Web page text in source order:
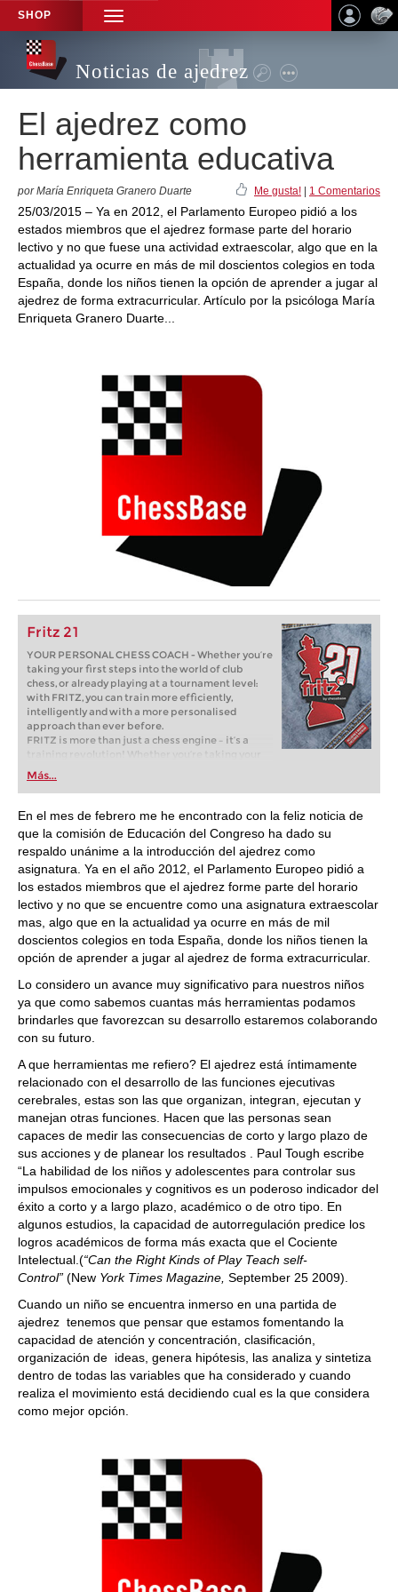
SHOP
TOGGLE
NAVIGATION
Noticias de ajedrez
El ajedrez como
herramienta educativa
por María Enriqueta Granero Duarte Me gusta! 1 Comentarios
25/03/2015 – Ya en 2012, el Parlamento Europeo pidió a los
estados miembros que el ajedrez formase parte del horario
lectivo y no que fuese una actividad extraescolar, algo que en la
actualidad ya ocurre en más de mil doscientos colegios en toda
España, donde los niños tienen la opción de aprender a jugar al
ajedrez de forma extracurricular. Artículo por la psicóloga María
Enriqueta Granero Duarte...
Fritz 21
YOUR PERSONAL CHESS COACH - Whether you’re
taking your first steps into the world of club
chess, or already playing at a tournament level:
with FRITZ, you can train more efficiently,
intelligently and with a more personalised
approach than ever before.
FRITZ is more than just a chess engine – it’s a
training revolution! Whether you’re taking your
first steps into the world of club chess, or already
playing at a tournament level: with FRITZ, you can
train more efficiently, intelligently and with a
more personalised approach than ever before.
Más...
En el mes de febrero me he encontrado con la feliz noticia de
que la comisión de Educación del Congreso ha dado su
respaldo unánime a la introducción del ajedrez como
asignatura. Ya en el año 2012, el Parlamento Europeo pidió a
los estados miembros que el ajedrez forme parte del horario
lectivo y no que se encuentre como una asignatura extraescolar
mas, algo que en la actualidad ya ocurre en más de mil
doscientos colegios en toda España, donde los niños tienen la
opción de aprender a jugar al ajedrez de forma extracurricular.
Lo considero un avance muy significativo para nuestros niños
ya que como sabemos cuantas más herramientas podamos
brindarles que favorezcan su desarrollo estaremos colaborando
con su futuro.
A que herramientas me refiero? El ajedrez está íntimamente
relacionado con el desarrollo de las funciones ejecutivas
cerebrales, estas son las que organizan, integran, ejecutan y
manejan otras funciones. Hacen que las personas sean
capaces de medir las consecuencias de corto y largo plazo de
sus acciones y de planear los resultados . Paul Tough escribe
“La habilidad de los niños y adolescentes para controlar sus
impulsos emocionales y cognitivos es un poderoso indicador del
éxito a corto y a largo plazo, académico o de otro tipo. En
algunos estudios, la capacidad de autorregulación predice los
logros académicos de forma más exacta que el Cociente
Intelectual.(“Can the Right Kinds of Play Teach self-
Control” (New York Times Magazine, September 25 2009).
Cuando un niño se encuentra inmerso en una partida de
ajedrez tenemos que pensar que estamos fomentando la
capacidad de atención y concentración, clasificación,
organización de ideas, genera hipótesis, las analiza y sintetiza
dentro de todas las variables que ha considerado y cuando
realiza el movimiento está decidiendo cual es la que considera
como mejor opción.